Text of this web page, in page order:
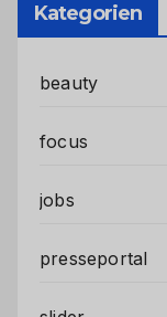
Kategorien
beauty
focus
jobs
presseportal